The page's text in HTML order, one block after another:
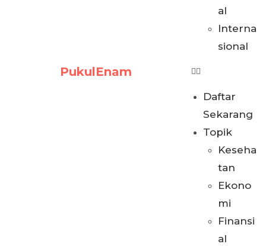
PukulEnam
al
Interna
sional
Daftar
Sekarang
Topik
Keseha
tan
Ekono
mi
Finansi
al